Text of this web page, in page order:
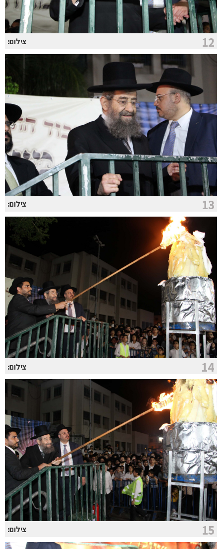
12 צילום:
13 צילום:
14 צילום:
15 צילום: